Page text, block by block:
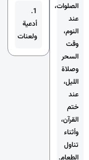
الصلوات،
عند
النوم،
وقت
السحر
وصلاة
الليل،
عند
ختم
القرآن،
وأثناء
تناول
1.
أدعية
ولعنات